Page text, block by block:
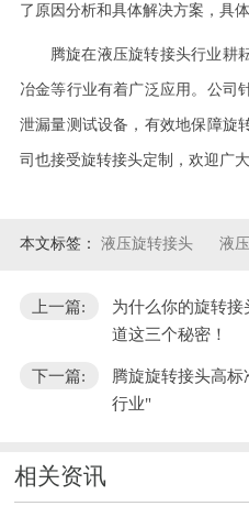
了原因分析和具体解决方案，具体
腾旋在液压旋转接头行业耕
冶金等行业有着广泛应用。公司
泄漏量测试设备，有效地保障旋
司也接受旋转接头定制，欢迎广
本文标签： 液压旋转接头 液
上一篇:
为什么你的旋转
道这三个秘密！
下一篇:
腾旋旋转接头高
行业"
相关资讯